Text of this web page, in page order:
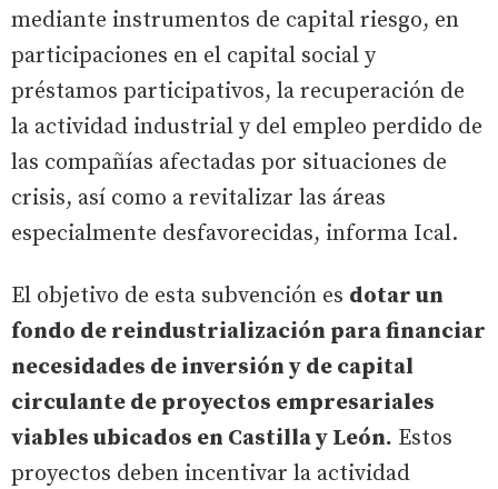
mediante instrumentos de capital riesgo, en
participaciones en el capital social y
préstamos participativos, la recuperación de
la actividad industrial y del empleo perdido de
las compañías afectadas por situaciones de
crisis, así como a revitalizar las áreas
especialmente desfavorecidas, informa Ical.
El objetivo de esta subvención es dotar un
fondo de reindustrialización para financiar
necesidades de inversión y de capital
circulante de proyectos empresariales
viables ubicados en Castilla y León. Estos
proyectos deben incentivar la actividad